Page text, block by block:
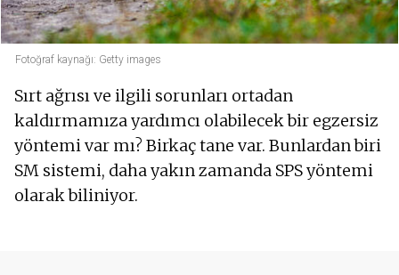
Fotoğraf kaynağı: Getty images
Sırt ağrısı ve ilgili sorunları ortadan
kaldırmamıza yardımcı olabilecek bir egzersiz
yöntemi var mı? Birkaç tane var. Bunlardan biri
SM sistemi, daha yakın zamanda SPS yöntemi
olarak biliniyor.